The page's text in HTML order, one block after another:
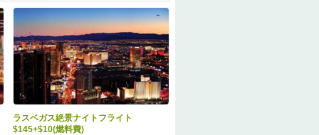
ラスベガス絶景ナイトフライト
$145+$10(燃料費)